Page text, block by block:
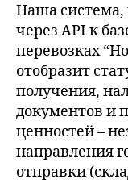
Наша
через API к
перевозках
отобразит
получения,
документов и
ценностей –
направления
отправки